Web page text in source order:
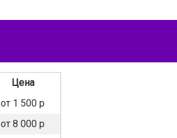
Цена
от 1 500 р
от 8 000 р